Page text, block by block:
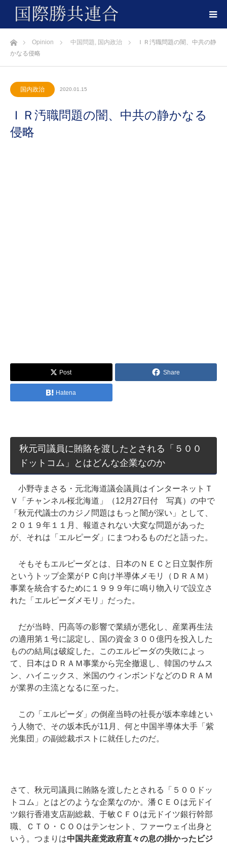
ホームOpinion 中国問題, 国内政治
ＩＲ汚職問題の闇、中共の静
かなる侵略
国内政治 2020.01.15
ＩＲ汚職問題の闇、中共の静かなる
侵略
Post Share
Hatena
秋元司議員に賄賂を渡したとされる「５００
ドットコム」とはどんな企業なのか
小野寺まさる・元北海道議会議員はインターネットＴ
Ｖ「チャンネル桜北海道」（12月27日付 写真）の中で
「秋元代議士のカジノ問題はもっと闇が深い」として、
２０１９年１１月、報道されない大変な問題があった
が、それは「エルピーダ」にまつわるものだと語った。
そもそもエルピーダとは、日本のＮＥＣと日立製作所
というトップ企業がＰＣ向け半導体メモリ（ＤＲＡＭ）
事業を統合するために１９９９年に鳴り物入りで設立さ
れた「エルピーダメモリ」だった。
だが当時、円高等の影響で業績が悪化し、産業再生法
の適用第１号に認定し、国の資金３００億円を投入した
ものの結局は破綻した。このエルピーダの失敗によっ
て、日本はＤＲＡＭ事業から完全撤退し、韓国のサムス
ン、ハイニックス、米国のウィンボンドなどのＤＲＡＭ
が業界の主流となるに至った。
この「エルピーダ」の倒産当時の社長が坂本幸雄とい
う人物で、その坂本氏が11月、何と中国半導体大手「紫
光集団」の副総裁ポストに就任したのだ。
さて、秋元司議員に賄賂を渡したとされる「５００ドッ
トコム」とはどのような企業なのか。潘ＣＥＯは元ドイ
ツ銀行香港支店副総裁、于敏ＣＦＯは元ドイツ銀行幹部
職、ＣＴＯ・ＣＯＯはテンセント、ファーウェイ出身と
いう。つまりは中国共産党政府直々の息の掛かったビジ